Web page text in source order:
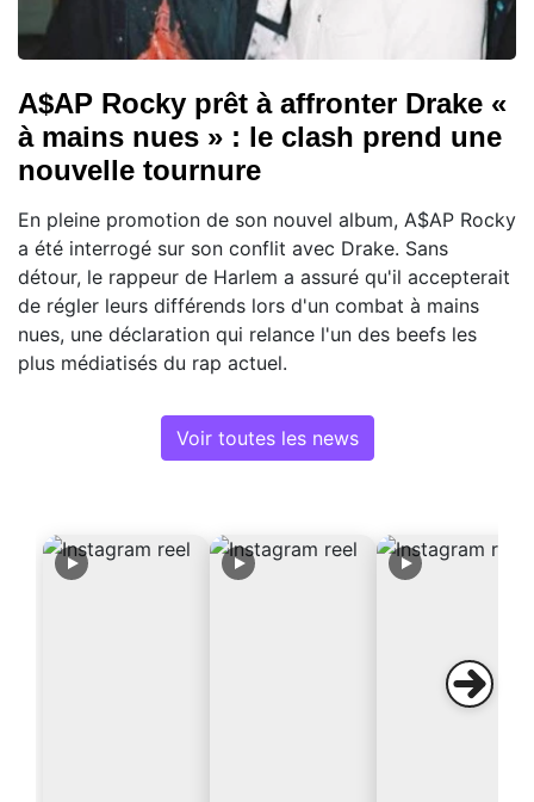
A$AP Rocky prêt à affronter Drake «
à mains nues » : le clash prend une
nouvelle tournure
En pleine promotion de son nouvel album, A$AP Rocky
a été interrogé sur son conflit avec Drake. Sans
détour, le rappeur de Harlem a assuré qu'il accepterait
de régler leurs différends lors d'un combat à mains
nues, une déclaration qui relance l'un des beefs les
plus médiatisés du rap actuel.
Voir toutes les news